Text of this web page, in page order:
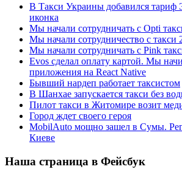
В Такси Украины добавился тариф
иконка
Мы начали сотрудничать с Opti
Мы начали сотрудничество с такси
Мы начали сотрудничать с Pink
Evos сделал оплату картой. Мы
приложения на React Native
Бывший нардеп работает таксистом
В Шанхае запускается такси без
Пилот такси в Житомире возит
Город ждет своего героя
MobilAuto мощно зашел в Сумы.
Киеве
Наша страница в Фейсбук